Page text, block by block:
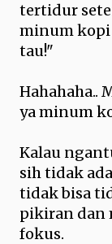
tertidur
minum
tau!"
Hahahaha..
ya minum
Kalau
sih tidak
tidak bisa
pikiran dan
fokus.